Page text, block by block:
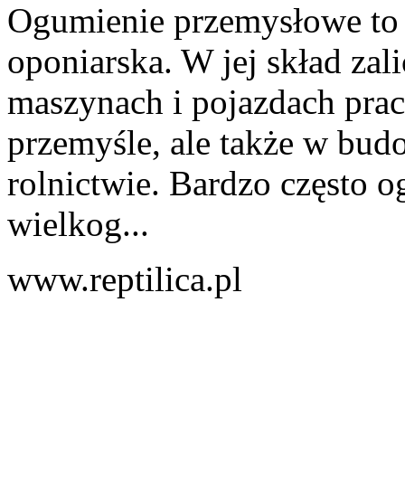
Ogumienie przemysłowe
oponiarska. W jej skład
maszynach i pojazdach
przemyśle, ale także w
rolnictwie. Bardzo często
wielkog...
www.reptilica.pl